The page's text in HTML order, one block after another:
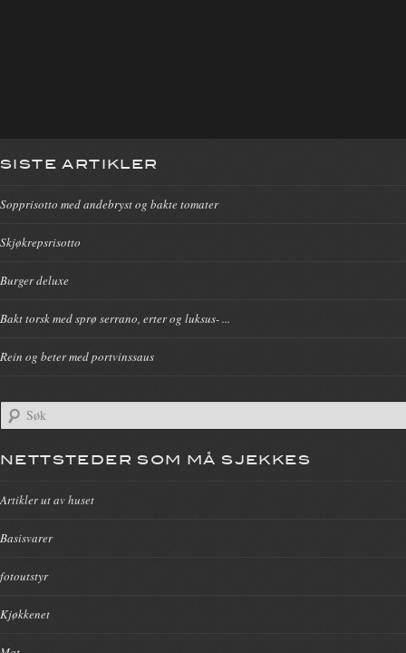
SISTE ARTIKLER
Sopprisotto med andebryst og bakte tomater
Skjøkrepsrisotto
Burger deluxe
Bakt torsk med sprø serrano, erter og luksus- ...
Rein og beter med portvinssaus
NETTSTEDER SOM MÅ SJEKKES
Artikler ut av huset
Basisvarer
fotoutstyr
Kjøkkenet